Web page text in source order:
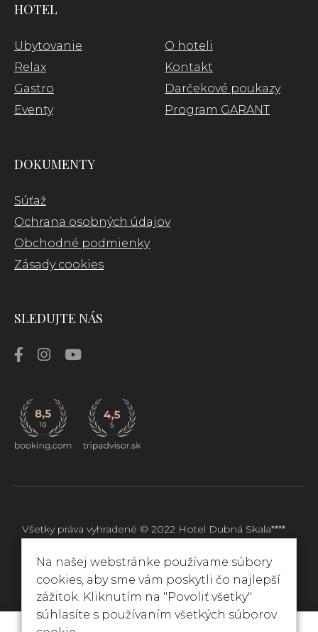
HOTEL
Ubytovanie
Relax
Gastro
Eventy
O hoteli
Kontakt
Darčekové poukazy
Program GARANT
DOKUMENTY
Súťaž
Ochrana osobných údajov
Obchodné podmienky
Zásady cookies
SLEDUJTE NÁS
Všetky práva vyhradené © 2022 Hotel Dubná Skala****
Web stránka od okto.digital
Na našej webstránke používame súbory
cookies, aby sme vám poskytli čo najlepší
zážitok. Kliknutím na "Povoliť všetky"
súhlasíte s používaním všetkých súborov